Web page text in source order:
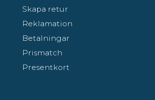
Skapa retur
Reklamation
Betalningar
Prismatch
Presentkort